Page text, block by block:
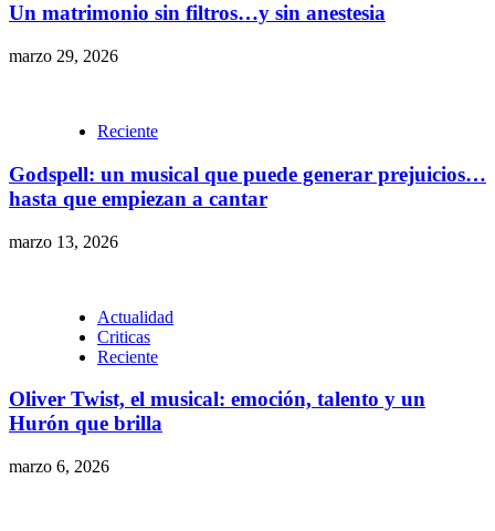
Un matrimonio sin filtros…y sin anestesia
marzo 29, 2026
Reciente
Godspell: un musical que puede generar prejuicios…
hasta que empiezan a cantar
marzo 13, 2026
Actualidad
Criticas
Reciente
Oliver Twist, el musical: emoción, talento y un
Hurón que brilla
marzo 6, 2026